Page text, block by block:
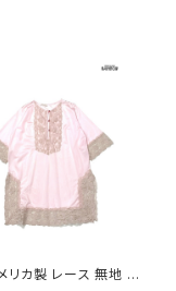
リカ製 レース 無地 ナ